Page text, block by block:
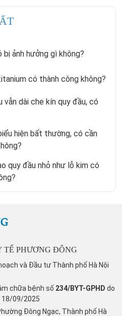
bị ảnh hưởng gì không?
có thành công không?
vẫn dài che kín quy đầu, có
hiện bất thường, có cần
quy đầu nhỏ như lỗ kim có
TẾ PHƯƠNG ĐÔNG
và Đầu tư Thành phố Hà Nội
chữa bệnh số 234/BYT-GPHD do
18/09/2025
Đông Ngạc, Thành phố Hà